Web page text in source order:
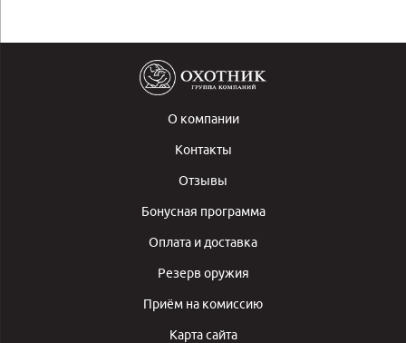
О компании
Контакты
Отзывы
Бонусная программа
Оплата и доставка
Резерв оружия
Приём на комиссию
Карта сайта